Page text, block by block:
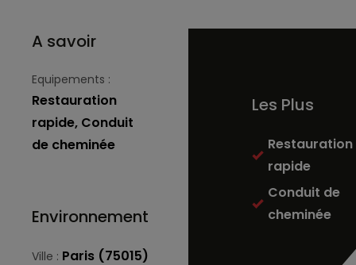
Les Plus
Restauration
rapide
Conduit de
cheminée
A savoir
Equipements :
Restauration
rapide, Conduit
de cheminée
Environnement
Ville : Paris (75015)